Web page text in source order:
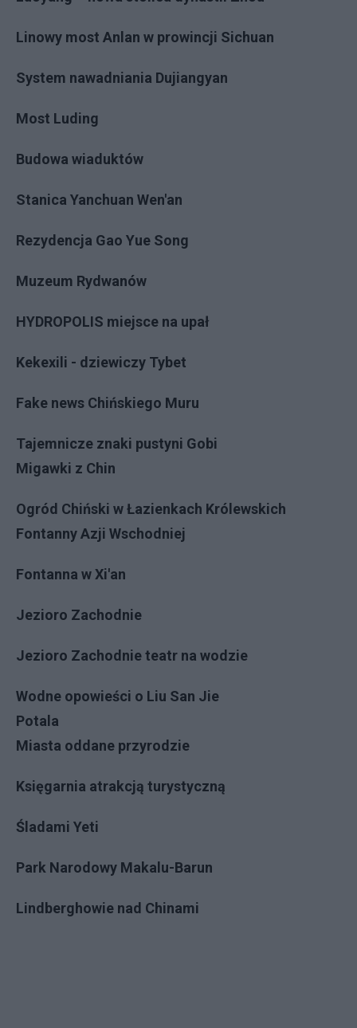
Linowy most Anlan w prowincji Sichuan
System nawadniania Dujiangyan
Most Luding
Budowa wiaduktów
Stanica Yanchuan Wen'an
Rezydencja Gao Yue Song
Muzeum Rydwanów
HYDROPOLIS miejsce na upał
Kekexili - dziewiczy Tybet
Fake news Chińskiego Muru
Tajemnicze znaki pustyni Gobi
Migawki z Chin
Ogród Chiński w Łazienkach Królewskich
Fontanny Azji Wschodniej
Fontanna w Xi'an
Jezioro Zachodnie
Jezioro Zachodnie teatr na wodzie
Wodne opowieści o Liu San Jie
Potala
Miasta oddane przyrodzie
Księgarnia atrakcją turystyczną
Śladami Yeti
Park Narodowy Makalu-Barun
Lindberghowie nad Chinami